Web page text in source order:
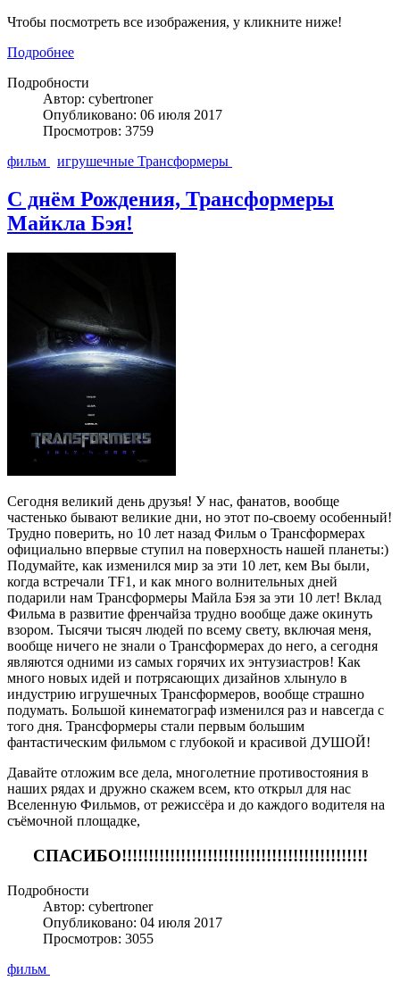
Чтобы посмотреть все изображения, у кликните ниже!
Подробнее
Подробности
Автор: cybertroner
Опубликовано: 06 июля 2017
Просмотров: 3759
фильм
игрушечные Трансформеры
С днём Рождения, Трансформеры
Майкла Бэя!
Сегодня великий день друзья! У нас, фанатов, вообще
частенько бывают великие дни, но этот по-своему особенный!
Трудно поверить, но 10 лет назад Фильм о Трансформерах
официально впервые ступил на поверхность нашей планеты:)
Подумайте, как изменился мир за эти 10 лет, кем Вы были,
когда встречали TF1, и как много волнительных дней
подарили нам Трансформеры Майла Бэя за эти 10 лет! Вклад
Фильма в развитие френчайза трудно вообще даже окинуть
взором. Тысячи тысяч людей по всему свету, включая меня,
вообще ничего не знали о Трансформерах до него, а сегодня
являются одними из самых горячих их энтузиастров! Как
много новых идей и потрясающих дизайнов хлынуло в
индустрию игрушечных Трансформеров, вообще страшно
подумать. Большой кинематограф изменился раз и навсегда с
того дня. Трансформеры стали первым большим
фантастическим фильмом с глубокой и красивой ДУШОЙ!
Давайте отложим все дела, многолетние противостояния в
наших рядах и дружно скажем всем, кто открыл для нас
Вселенную Фильмов, от режиссёра и до каждого водителя на
съёмочной площадке,
СПАСИБО!!!!!!!!!!!!!!!!!!!!!!!!!!!!!!!!!!!!!!!!!!!!!!
Подробности
Автор: cybertroner
Опубликовано: 04 июля 2017
Просмотров: 3055
фильм